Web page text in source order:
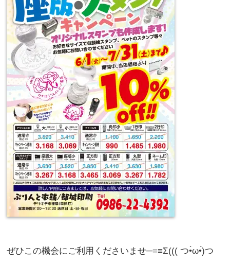
ぜひこの機会にご利用くださいませ─=≡Σ((( つ•̀ω•́)つ